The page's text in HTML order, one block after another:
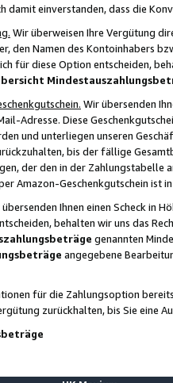
damit einverstanden, dass die
Wir überweisen Ihre Vergütung
den Namen des Kontoinhabers
für diese Option entscheiden,
Wir übersenden
Adresse. Diese
und unterliegen unseren
bis der fällige
der den in der
Amazon-Geschenkgutschein ist
übersenden Ihnen einen Scheck in
behalten wir uns das
genannten
angegebene
für die Zahlungsoption
zurückhalten, bis Sie